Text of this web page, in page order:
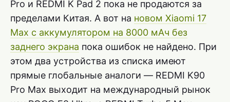
Pro и REDMI K Pad 2 пока не продаются за
пределами Китая. А вот на новом Xiaomi 17
Max с аккумулятором на 8000 мАч без
заднего экрана пока ошибок не найдено. При
этом два устройства из списка имеют
прямые глобальные аналоги — REDMI K90
Pro Max выходит на международный рынок